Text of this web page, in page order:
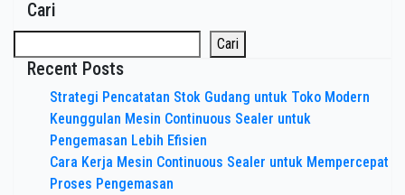
Cari
Cari
Recent Posts
Strategi Pencatatan Stok Gudang untuk Toko Modern
Keunggulan Mesin Continuous Sealer untuk
Pengemasan Lebih Efisien
Cara Kerja Mesin Continuous Sealer untuk Mempercepat
Proses Pengemasan